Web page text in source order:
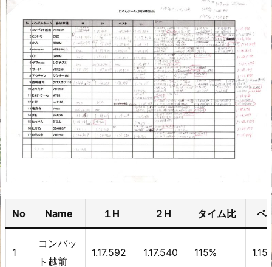
No Name １H ２H タイム比 ベ
1
コンバッ
ト越前
1.17.592 1.17.540 115%